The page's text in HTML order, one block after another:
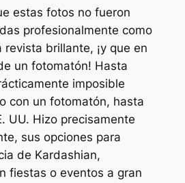
estas fotos no fueron
profesionalmente como
revista brillante, ¡y que en
un fotomatón! Hasta
imposible
con un fotomatón, hasta
UU. Hizo precisamente
sus opciones para
de Kardashian,
fiestas o eventos a gran